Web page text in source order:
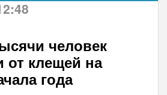
человек
от клещей на
года